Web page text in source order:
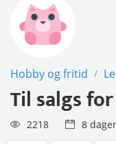
Hobby og fritid /
Til salgs for
2218 8